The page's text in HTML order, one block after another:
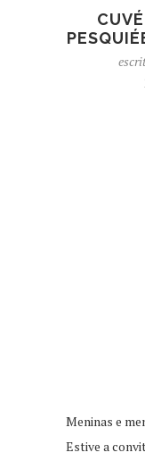
Meninas e
Estive a